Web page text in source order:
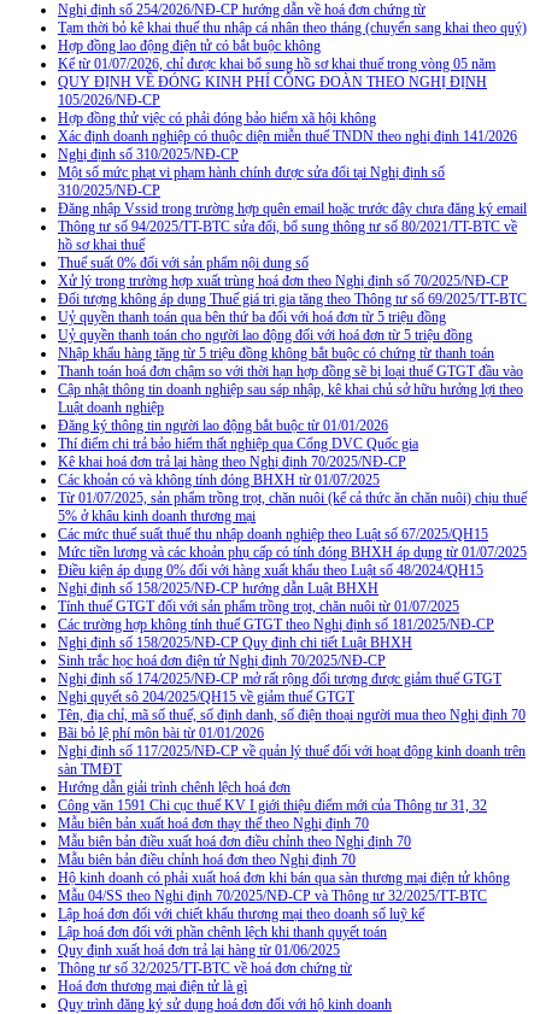
Nghị định số 254/2026/NĐ-CP hướng dẫn về hoá đơn chứng từ
Tạm thời bỏ kê khai thuế thu nhập cá nhân theo tháng (chuyển sang khai theo quý)
Hợp đồng lao động điện tử có bắt buộc không
Kể từ 01/07/2026, chỉ được khai bổ sung hồ sơ khai thuế trong vòng 05 năm
QUY ĐỊNH VỀ ĐÓNG KINH PHÍ CÔNG ĐOÀN THEO NGHỊ ĐỊNH
105/2026/NĐ-CP
Hợp đồng thử việc có phải đóng bảo hiểm xã hội không
Xác định doanh nghiệp có thuộc diện miễn thuế TNDN theo nghị định 141/2026
Nghị định số 310/2025/NĐ-CP
Một số mức phạt vi phạm hành chính được sửa đổi tại Nghị định số
310/2025/NĐ-CP
Đăng nhập Vssid trong trường hợp quên email hoặc trước đây chưa đăng ký email
Thông tư số 94/2025/TT-BTC sửa đổi, bổ sung thông tư số 80/2021/TT-BTC về
hồ sơ khai thuế
Thuế suất 0% đối với sản phẩm nội dung số
Xử lý trong trường hợp xuất trùng hoá đơn theo Nghị định số 70/2025/NĐ-CP
Đối tượng không áp dụng Thuế giá trị gia tăng theo Thông tư số 69/2025/TT-BTC
Uỷ quyền thanh toán qua bên thứ ba đối với hoá đơn từ 5 triệu đồng
Uỷ quyền thanh toán cho người lao động đối với hoá đơn từ 5 triệu đồng
Nhập khẩu hàng tặng từ 5 triệu đồng không bắt buộc có chứng từ thanh toán
Thanh toán hoá đơn chậm so với thời hạn hợp đồng sẽ bị loại thuế GTGT đầu vào
Cập nhật thông tin doanh nghiệp sau sáp nhập, kê khai chủ sở hữu hưởng lợi theo
Luật doanh nghiệp
Đăng ký thông tin người lao động bắt buộc từ 01/01/2026
Thí điểm chi trả bảo hiểm thất nghiệp qua Cổng DVC Quốc gia
Kê khai hoá đơn trả lại hàng theo Nghị định 70/2025/NĐ-CP
Các khoản có và không tính đóng BHXH từ 01/07/2025
Từ 01/07/2025, sản phẩm trồng trọt, chăn nuôi (kể cả thức ăn chăn nuôi) chịu thuế
5% ở khâu kinh doanh thương mại
Các mức thuế suất thuế thu nhập doanh nghiệp theo Luật số 67/2025/QH15
Mức tiền lương và các khoản phụ cấp có tính đóng BHXH áp dụng từ 01/07/2025
Điều kiện áp dụng 0% đối với hàng xuất khẩu theo Luật số 48/2024/QH15
Nghị định số 158/2025/NĐ-CP hướng dẫn Luật BHXH
Tính thuế GTGT đối với sản phẩm trồng trọt, chăn nuôi từ 01/07/2025
Các trường hợp không tính thuế GTGT theo Nghị định số 181/2025/NĐ-CP
Nghị định số 158/2025/NĐ-CP Quy định chi tiết Luật BHXH
Sinh trắc học hoá đơn điện tử Nghị định 70/2025/NĐ-CP
Nghị định số 174/2025/NĐ-CP mở rất rộng đối tượng được giảm thuế GTGT
Nghị quyết sô 204/2025/QH15 về giảm thuế GTGT
Tên, địa chỉ, mã số thuế, số định danh, số điện thoại người mua theo Nghị định 70
Bãi bỏ lệ phí môn bài từ 01/01/2026
Nghị định số 117/2025/NĐ-CP về quản lý thuế đối với hoạt động kinh doanh trên
sàn TMĐT
Hướng dẫn giải trình chênh lệch hoá đơn
Công văn 1591 Chi cục thuế KV I giới thiệu điểm mới của Thông tư 31, 32
Mẫu biên bản xuất hoá đơn thay thế theo Nghị định 70
Mẫu biên bản điều xuất hoá đơn điều chỉnh theo Nghị định 70
Mẫu biên bản điều chỉnh hoá đơn theo Nghị định 70
Hộ kinh doanh có phải xuất hoá đơn khi bán qua sàn thương mại điện tử không
Mẫu 04/SS theo Nghi định 70/2025/NĐ-CP và Thông tư 32/2025/TT-BTC
Lập hoá đơn đối với chiết khấu thương mại theo doanh số luỹ kế
Lập hoá đơn đối với phần chênh lệch khi thanh quyết toán
Quy định xuất hoá đơn trả lại hàng từ 01/06/2025
Thông tư số 32/2025/TT-BTC về hoá đơn chứng từ
Hoá đơn thương mại điện tử là gì
Quy trình đăng ký sử dụng hoá đơn đối với hộ kinh doanh